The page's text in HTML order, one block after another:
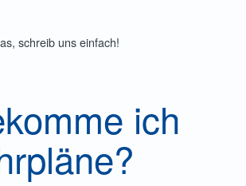
schreib uns einfach!
ich